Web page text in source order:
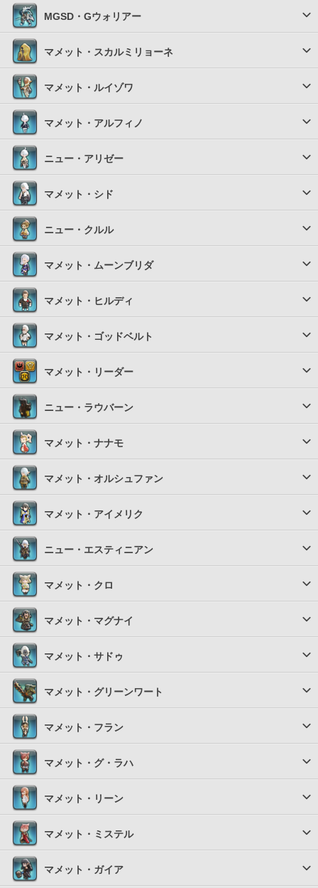
MGSD・Gウォリアー
マメット・スカルミリョーネ
マメット・ルイゾワ
マメット・アルフィノ
ニュー・アリゼー
マメット・シド
ニュー・クルル
マメット・ムーンブリダ
マメット・ヒルディ
マメット・ゴッドベルト
マメット・リーダー
ニュー・ラウバーン
マメット・ナナモ
マメット・オルシュファン
マメット・アイメリク
ニュー・エスティニアン
マメット・クロ
マメット・マグナイ
マメット・サドゥ
マメット・グリーンワート
マメット・フラン
マメット・グ・ラハ
マメット・リーン
マメット・ミステル
マメット・ガイア